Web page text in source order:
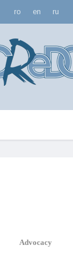
ro en ru
Advocacy